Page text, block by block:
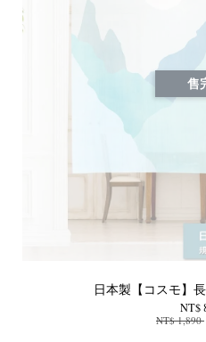
售
日本製【コスモ】
NT$
NT$ 1,890